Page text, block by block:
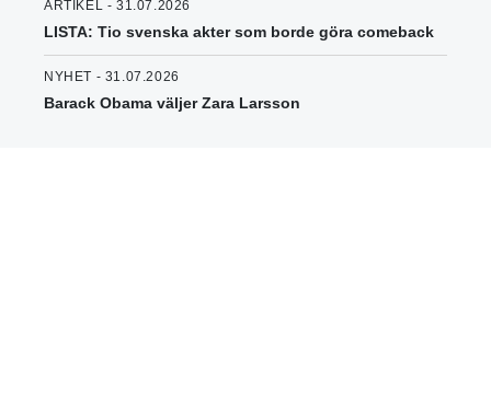
ARTIKEL - 31.07.2026
LISTA: Tio svenska akter som borde göra comeback
NYHET - 31.07.2026
Barack Obama väljer Zara Larsson